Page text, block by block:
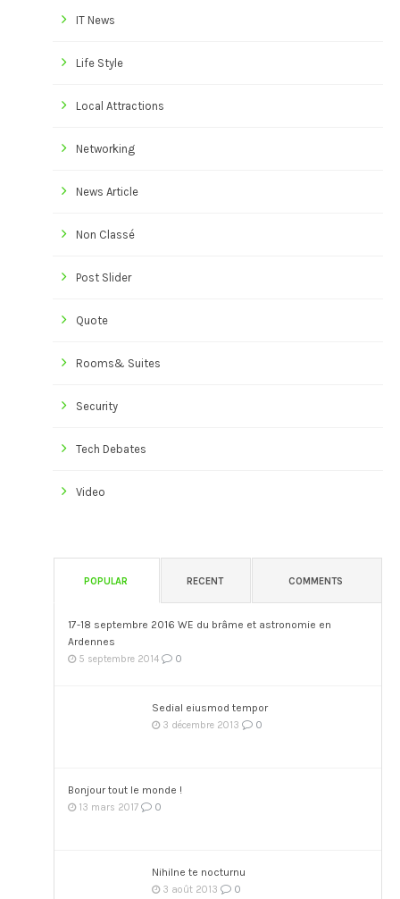
IT News
Life Style
Local Attractions
Networking
News Article
Non Classé
Post Slider
Quote
Rooms& Suites
Security
Tech Debates
Video
POPULAR RECENT COMMENTS
17-18 septembre 2016 WE du brâme et astronomie en
Ardennes
5 septembre 2014 0
Sedial eiusmod tempor
3 décembre 2013 0
Bonjour tout le monde !
13 mars 2017 0
Nihilne te nocturnu
3 août 2013 0